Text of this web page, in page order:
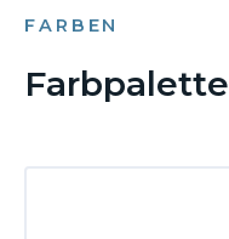
FARBEN
Farbpalette